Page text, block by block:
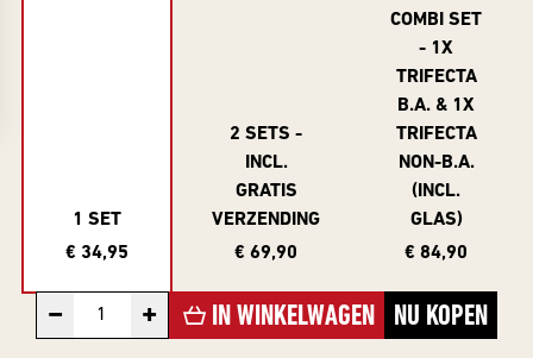
SERIES
Alle Series
Evenementenkalender
account
Exclusives
INVESTOR
EXCLUSIVES
Over Frontaal
Brouwerij
1 SET
€ 34,95
2 SETS -
INCL.
GRATIS
VERZENDING
€ 69,90
COMBI SET
- 1X
TRIFECTA
B.A. & 1X
TRIFECTA
NON-B.A.
(INCL.
GLAS)
€ 84,90
− + IN WINKELWAGEN NU KOPEN